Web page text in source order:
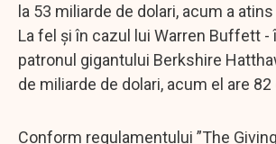
la 53 miliarde de dolari, acum a
La fel și în cazul lui Warren Buffett -
patronul gigantului Berkshire
de miliarde de dolari, acum el are
Conform regulamentului ”The